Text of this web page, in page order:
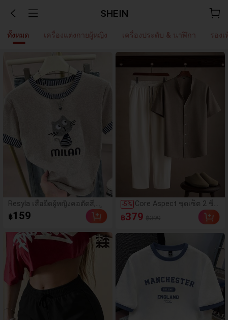
SHEIN
ทั้งหมด เครื่องแต่งกายผู้หญิง เครื่องประดับ & นาฬิกา รองเ
Resyla เสื้อยืดผู้หญิงคอตัดสี,
หลากสี, ลายพิมพ์แมวน่ารัก, เสื้อ
สำหรับออกไปเที่ยวฤดูร้อน,
พรีเมียม, ลำลองอเนกประสงค์,
สวมใส่ประจำวัน, กลางแจ้ง,
ช้อปปิ้ง, การเดินทาง เสื้อผ้า
กลางแจ้ง
฿159
-5% Core Aspect ชุดเซ็ต 2 ชิ้น
ผู้ชายทรงหลวมคัลเลอร์
บล็อก เสื้อคอตั้งคอวีสี
บานสีขาวออฟไวท์มีเชือก
รูด ชุดสไตล์ Cityboy
Street สำหรับ Gen Z ฤดู
฿379